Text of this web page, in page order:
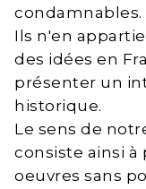
condamnables.
Ils n'en
des idées en
présenter un
historique.
Le sens de
consiste ainsi à
oeuvres sans